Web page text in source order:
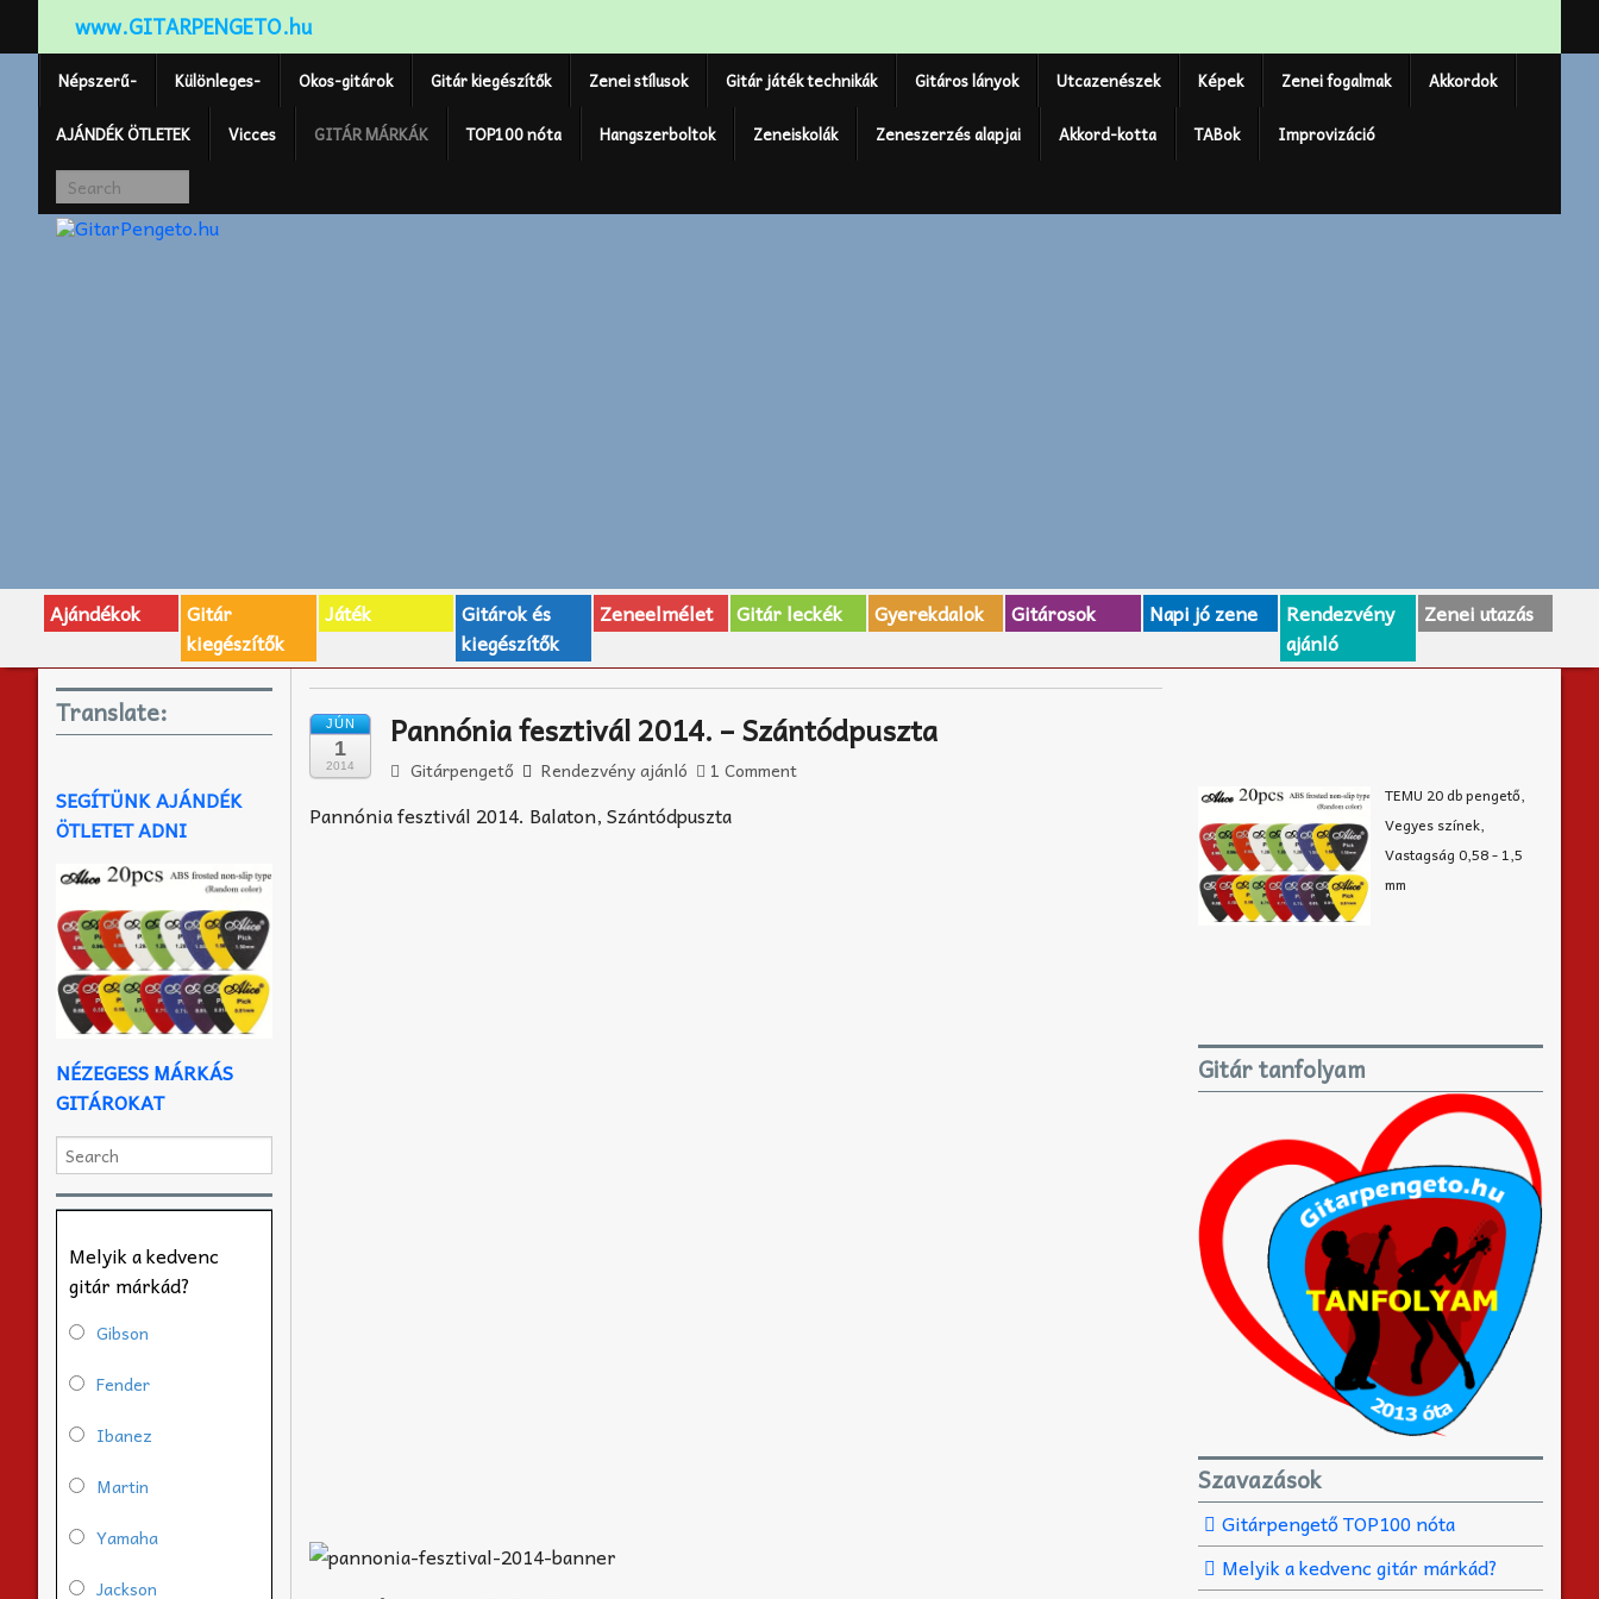
www.GITARPENGETO.hu
Népszerű- Különleges- Okos-gitárok Gitár kiegészítők Zenei stílusok Gitár játék technikák Gitáros lányok Utcazenészek Képek Zenei fogalmak Akkordok
AJÁNDÉK ÖTLETEK Vicces GITÁR MÁRKÁK TOP100 nóta Hangszerboltok Zeneiskolák Zeneszerzés alapjai Akkord-kotta TABok Improvizáció
Ajándékok
Gitár
kiegészítők
Játék
Gitárok és
kiegészítők
Zeneelmélet Gitár leckék Gyerekdalok Gitárosok Napi jó zene
Rendezvény
ajánló
Zenei utazás
JÚN
1
2014
Pannónia fesztivál 2014. – Szántódpuszta
Gitárpengető Rendezvény ajánló 1 Comment
Pannónia fesztivál 2014. Balaton, Szántódpuszta
Translate:
SEGÍTÜNK AJÁNDÉK
ÖTLETET ADNI
NÉZEGESS MÁRKÁS
GITÁROKAT
Melyik a kedvenc
gitár márkád?
Gibson
Fender
Ibanez
Martin
Yamaha
Jackson
TEMU 20 db pengető,
Vegyes színek,
Vastagság 0,58 - 1,5
mm
Gitár tanfolyam
Szavazások
Gitárpengető TOP100 nóta
Melyik a kedvenc gitár márkád?